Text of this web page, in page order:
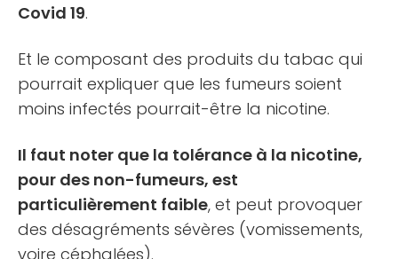
Covid 19.
Et le composant des produits du tabac qui
pourrait expliquer que les fumeurs soient
moins infectés pourrait-être la nicotine.
Il faut noter que la tolérance à la nicotine,
pour des non-fumeurs, est
particulièrement faible, et peut provoquer
des désagréments sévères (vomissements,
voire céphalées).